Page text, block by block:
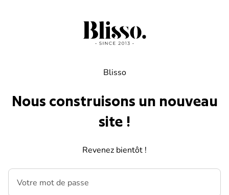
Blisso
Nous construisons un nouveau
site !
Revenez bientôt !
Votre mot de passe